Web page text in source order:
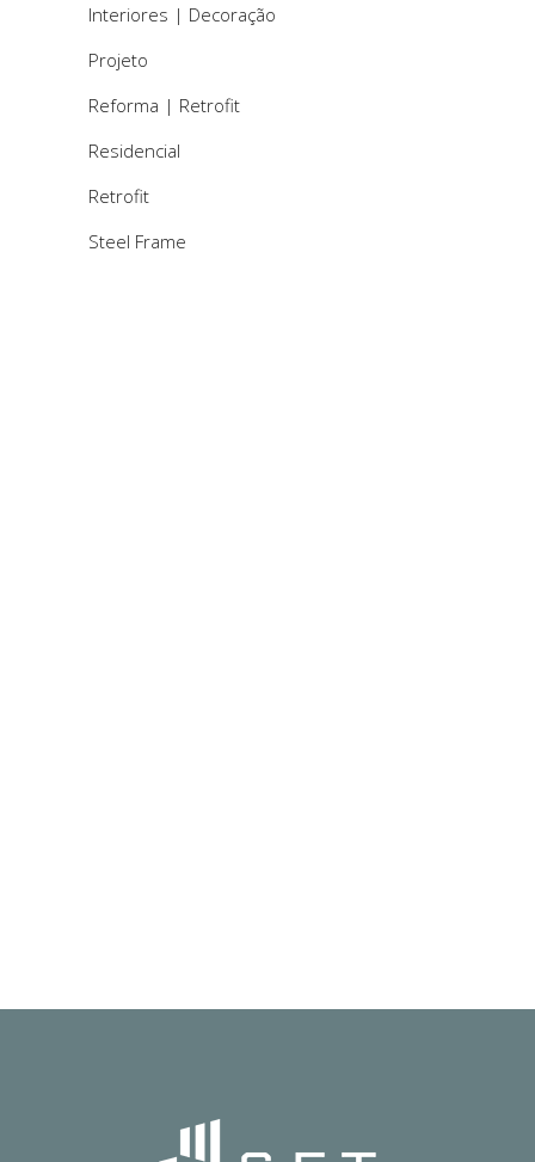
Interiores | Decoração
Projeto
Reforma | Retrofit
Residencial
Retrofit
Steel Frame